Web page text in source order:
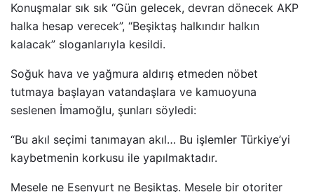
Konuşmalar sık sık “Gün gelecek, devran dönecek AKP
halka hesap verecek”, “Beşiktaş halkındır halkın
kalacak” sloganlarıyla kesildi.
Soğuk hava ve yağmura aldırış etmeden nöbet
tutmaya başlayan vatandaşlara ve kamuoyuna
seslenen İmamoğlu, şunları söyledi:
“Bu akıl seçimi tanımayan akıl… Bu işlemler Türkiye’yi
kaybetmenin korkusu ile yapılmaktadır.
Mesele ne Esenyurt ne Beşiktaş. Mesele bir otoriter